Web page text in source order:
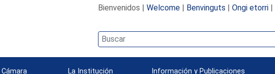
Bienvenidos | Welcome| Benvinguts | Ongi etorri|
La Institución Información y Publicaciones